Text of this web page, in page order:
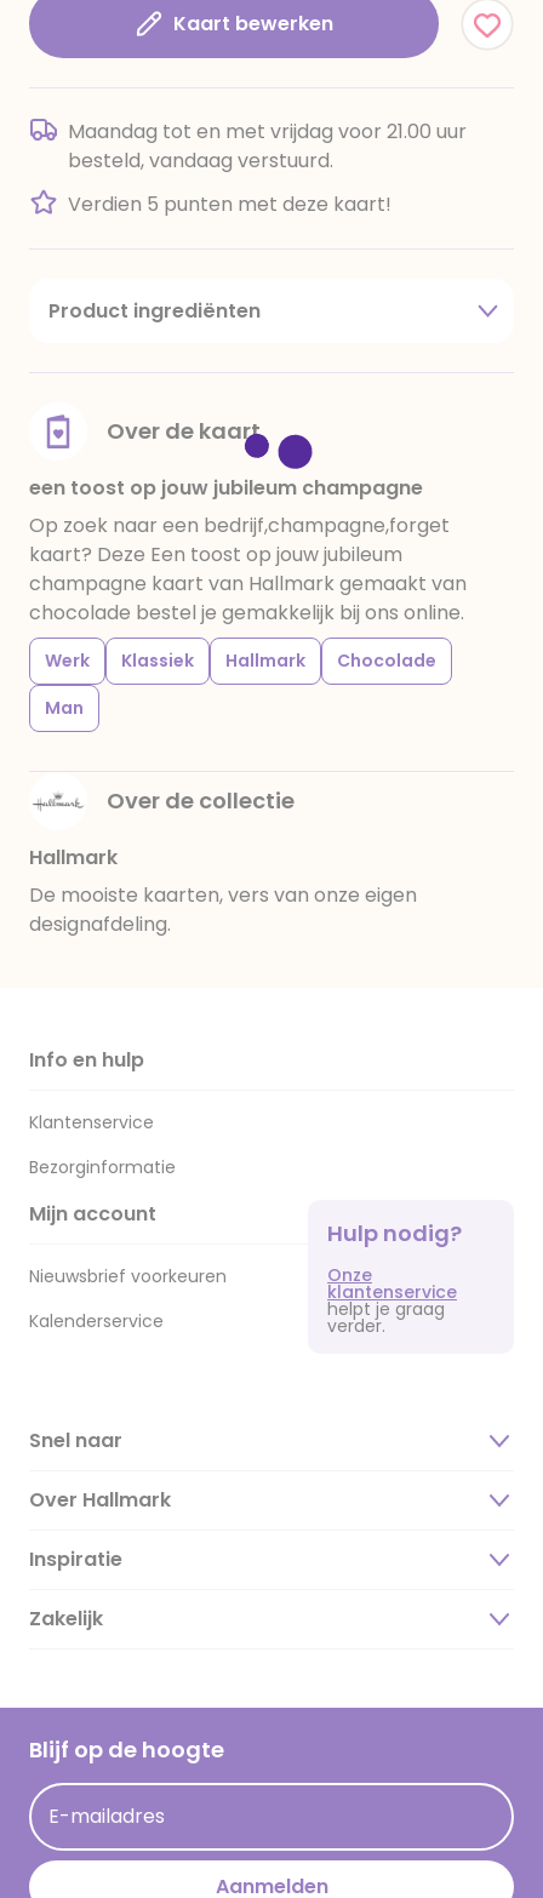
Kaart bewerken
Maandag tot en met vrijdag voor 21.00 uur
besteld, vandaag verstuurd.
Verdien 5 punten met deze kaart!
Product ingrediënten
amandelen,cacaomassa, emulgator (sojalecithine),
voedingszuur: citroenzuur E 330, verdikkingsmiddel
E415, water, bevochtigingsmiddel E422, emulgator:
E433, kleurstoffen: E102, E110, E122: kan de activiteit en
concentratie van kinderen negatief beïnvloeden,
E133, E151. Chocolade bevat ten minste 34%
cacaobestanddelen. Kan sporen van gluten
bevatten. Koel en droog bewaren.
Over de kaart
een toost op jouw jubileum champagne
Op zoek naar een bedrijf,champagne,forget
kaart? Deze Een toost op jouw jubileum
champagne kaart van Hallmark gemaakt van
chocolade bestel je gemakkelijk bij ons online.
Werk Klassiek Hallmark
Chocolade
Man
Over de collectie
Hallmark
De mooiste kaarten, vers van onze eigen
designafdeling.
Info en hulp
Klantenservice
Bezorginformatie
Mijn account
Nieuwsbrief voorkeuren
Kalenderservice
Hulp nodig?
Onze
klantenservice
helpt je graag
verder.
Snel naar
Over Hallmark
Over ons
Duurzaamheid
Hallmark Kaartclub
Acties
Persberichten
Hallmark en Kinderpostzegels
Inspiratie
Magazine
Cadeau inspiratie
Kaartinspiratie
Zakelijk
Blijf op de hoogte
E-mailadres
Aanmelden